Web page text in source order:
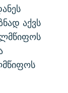
აქვს